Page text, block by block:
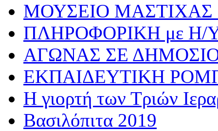
ΜΟΥΣΕΙΟ ΜΑΣΤΙΧΑΣ
ΠΛΗΡΟΦΟΡΙΚΗ με Η/
ΑΓΩΝΑΣ ΣΕ
ΕΚΠΑΙΔΕΥΤΙΚΗ
Η γιορτή των Τριών
Βασιλόπιτα 2019